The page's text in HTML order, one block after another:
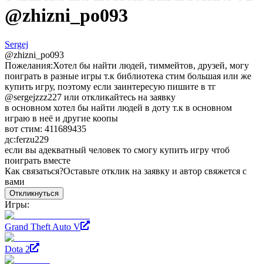
@zhizni_po093
Sergej
@zhizni_po093
Пожелания:Хотел бы найти людей, тиммейтов, друзей, могу
поиграть в разные игры т.к библиотека стим большая или же
купить игру, поэтому если заинтересую пишите в тг
@sergejzzz227 или откликайтесь на заявку
в основном хотел бы найти людей в доту т.к в основном
играю в неё и другие коопы
вот стим: 411689435
дс:ferzu229
если вы адекватный человек то смогу купить игру чтоб
поиграть вместе
Как связаться?Оставьте отклик на заявку и автор свяжется с
вами
Откликнуться
Игры:
Grand Theft Auto V
Dota 2